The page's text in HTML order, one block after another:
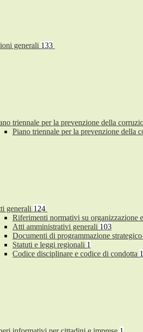
generali 133
triennale per la prevenzione della
Piano triennale per la prevenzione della
generali 124
Riferimenti normativi su organizzazione
Atti amministrativi generali 103
Documenti di programmazione
Statuti e leggi regionali 1
Codice disciplinare e codice di condotta